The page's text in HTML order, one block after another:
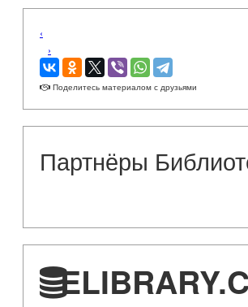
‹
›
Поделитесь материалом с друзьями
Партнёры